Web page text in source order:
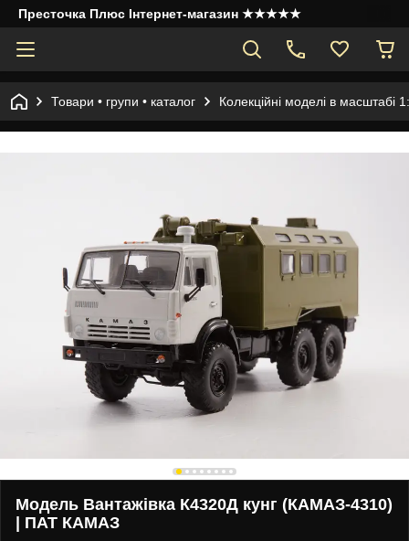
Престочка Плюс Інтернет-магазин ★★★★★
Товари • групи • каталог Колекційні моделі в масштабі
Модель Вантажівка К4320Д кунг (КАМАЗ-4310)
| ПАТ КАМАЗ